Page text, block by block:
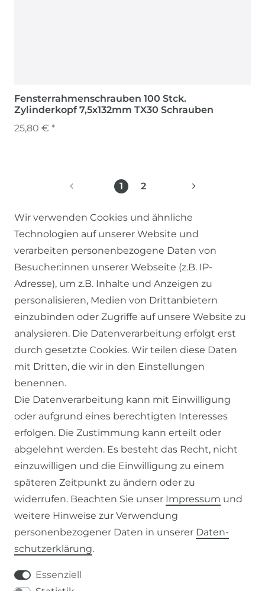
Fensterrahmenschrauben 100 Stck.
Zylinderkopf 7,5x132mm TX30 Schrauben
25,80 € *
1 2
SERVICE
KONTAKT
ZAHLUNG & VERSAND
WIDERRUFSFORMULAR
RECHTLICHES
WIDERRUFSRECHT
IMPRESSUM
DATENSCHUTZERKLÄRUNG
Wir verwenden Cookies und ähnliche
Technologien auf unserer Website und
verarbeiten personenbezogene Daten von
Besucher:innen unserer Webseite (z.B. IP-
Adresse), um z.B. Inhalte und Anzeigen zu
personalisieren, Medien von Drittanbietern
einzubinden oder Zugriffe auf unsere Website zu
analysieren. Die Datenverarbeitung erfolgt erst
durch gesetzte Cookies. Wir teilen diese Daten
mit Dritten, die wir in den Einstellungen
benennen.
Die Datenverarbeitung kann mit Einwilligung
oder aufgrund eines berechtigten Interesses
erfolgen. Die Zustimmung kann erteilt oder
abgelehnt werden. Es besteht das Recht, nicht
einzuwilligen und die Einwilligung zu einem
späteren Zeitpunkt zu ändern oder zu
widerrufen. Beachten Sie unser Impressum und
weitere Hinweise zur Verwendung
personenbezogener Daten in unserer Daten­
schutz­erklärung.
Essenziell